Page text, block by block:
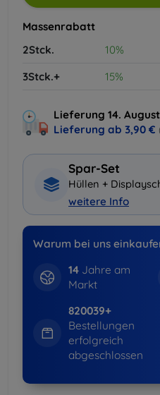
Massenrabatt
2Stck.
10%
3Stck.+
15%
Lieferung 14.
Lieferung ab 3,90 €
Spar-Set
Hüllen +
weitere Info
Warum bei uns
14Jahre am
Markt
820039+
Bestellungen
erfolgreich
abgeschlossen